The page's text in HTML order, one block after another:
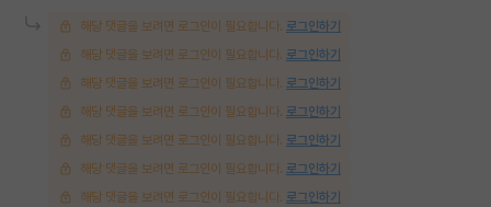
해당 댓글을 보려면 로그인이 필요합니다. 로그인하기
해당 댓글을 보려면 로그인이 필요합니다. 로그인하기
해당 댓글을 보려면 로그인이 필요합니다. 로그인하기
해당 댓글을 보려면 로그인이 필요합니다. 로그인하기
해당 댓글을 보려면 로그인이 필요합니다. 로그인하기
해당 댓글을 보려면 로그인이 필요합니다. 로그인하기
해당 댓글을 보려면 로그인이 필요합니다. 로그인하기